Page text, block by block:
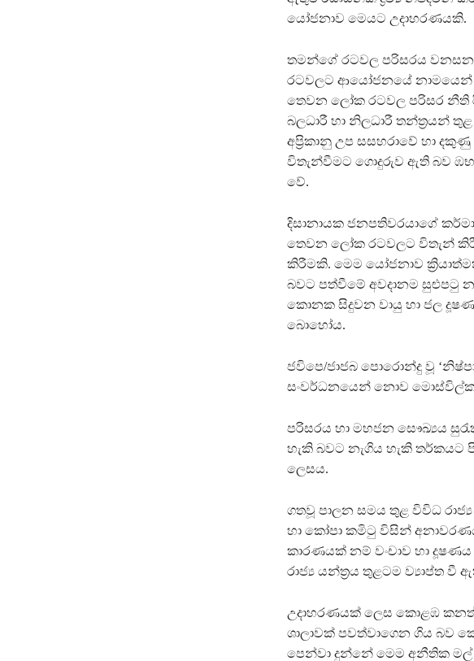
යෝජනාව මෙයට උදාහරණයකි.
තමන්ගේ රටවල පරිසරය
රටවලට ආයෝජනයේ නාමයෙන්
තෙවන ලෝක රටවල පරිසර නීති
බලධාරී හා නිලධාරී තන්ත්‍රයන්
අප්‍රිකානු උප සසහරාවේ හා
විතැන්වීමට ගොදුරුව ඇති බව
වේ.
දිසානායක ජනපතිවරයාගේ
තෙවන ලෝක රටවලට විතැන්
කිරීමකි. මෙම යෝජනාව
බවට පත්වීමේ අවදානම සුළුපටු
කොනක සිදුවන වායු හා ජල
බොහෝය.
ජවිපෙ/ජාජබ පොරොන්දු වූ
සංවර්ධනයෙන් නොව
පරිසරය හා මහජන සෞඛ්‍යය
හැකි බවට නැගිය හැකි
ලෙසය.
ගතවූ පාලන සමය තුළ විවිධ
හා කෝපා කමිටු විසින්
කාරණයක් නම් වංචාව හා
රාජ්‍ය යන්ත්‍රය තුළටම ව්‍යාප්ත වී
උදාහරණයක් ලෙස කොළඹ
ශාලාවක් පවත්වාගෙන ගිය බව
පෙන්වා දුන්නේ මෙම අනීතික